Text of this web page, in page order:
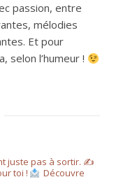
passion, entre
mélodies
Et pour
selon l’humeur !
juste pas à sortir. ✍
toi !
Découvre